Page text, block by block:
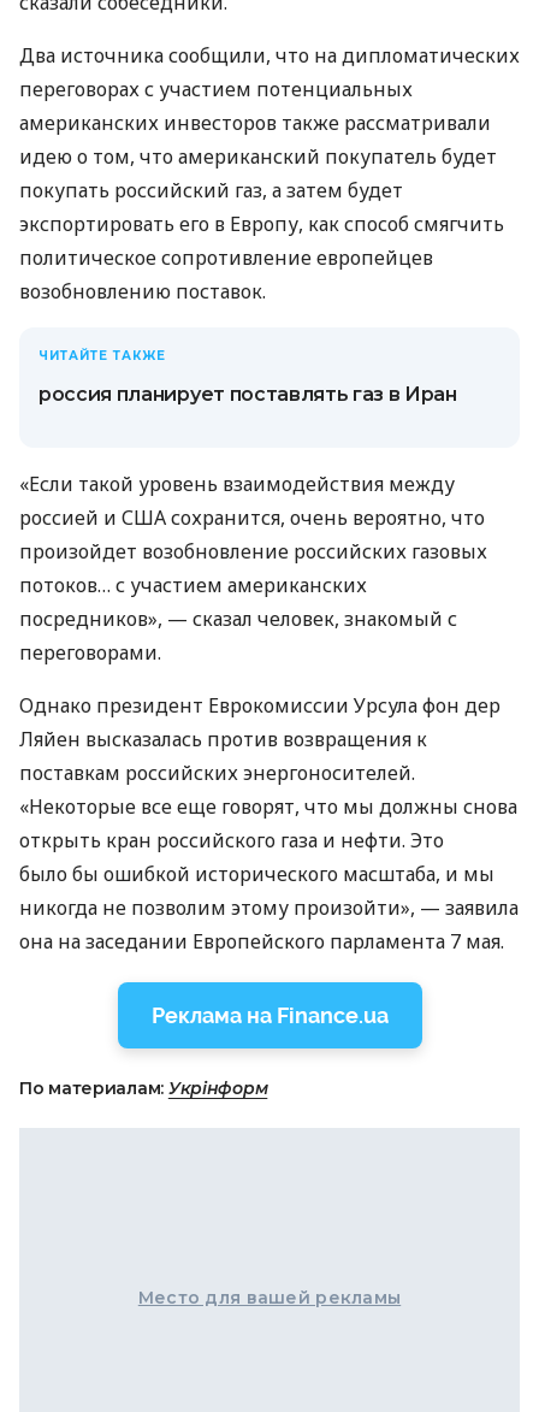
Два источника сообщили, что на дипломатических
переговорах с участием потенциальных
американских инвесторов также рассматривали
идею о том, что американский покупатель будет
покупать российский газ, а затем будет
экспортировать его в Европу, как способ смягчить
политическое сопротивление европейцев
возобновлению поставок.
ЧИТАЙТЕ ТАКЖЕ
россия планирует поставлять газ в Иран
«Если такой уровень взаимодействия между
россией и США сохранится, очень вероятно, что
произойдет возобновление российских газовых
потоков… с участием американских
посредников», — сказал человек, знакомый с
переговорами.
Однако президент Еврокомиссии Урсула фон дер
Ляйен высказалась против возвращения к
поставкам российских энергоносителей.
«Некоторые все еще говорят, что мы должны снова
открыть кран российского газа и нефти. Это
было бы ошибкой исторического масштаба, и мы
никогда не позволим этому произойти», — заявила
она на заседании Европейского парламента 7 мая.
Реклама на Finance.ua
По материалам: Укрінформ
Место для вашей рекламы